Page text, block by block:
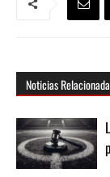
Noticias